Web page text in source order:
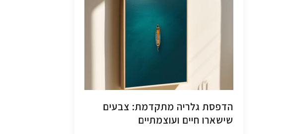
הדפסת גלריה מתקדמת: צבעים
שישארו חיים ועוצמתיים